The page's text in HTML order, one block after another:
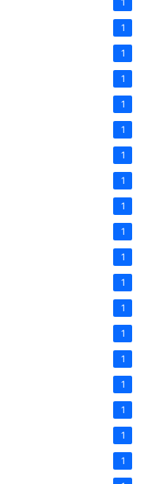
1
1
1
1
1
1
1
1
1
1
1
1
1
1
1
1
1
1
1